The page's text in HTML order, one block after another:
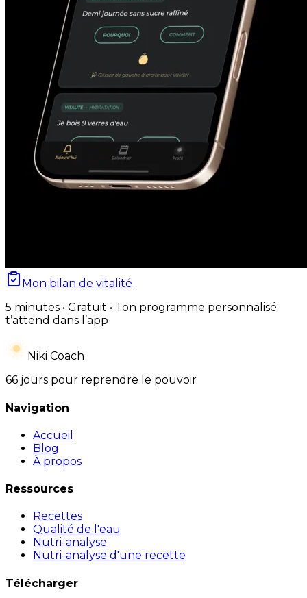
Mon bilan de vitalité
5 minutes • Gratuit • Ton programme personnalisé
t’attend dans l’app
Niki Coach
66 jours pour reprendre le pouvoir
Navigation
Accueil
Blog
À propos
Ressources
Recettes
Qualité de l'eau
Nutri-analyse
Nutri-analyse d'une recette
Télécharger